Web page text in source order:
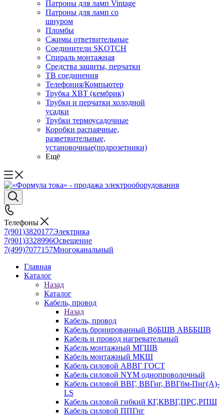
Патроны для ламп Vintage
Патроны для ламп со
шнуром
Пломбы
Сжимы ответвительные
Соединители SKOTCH
Спираль монтажная
Средства защиты, перчатки
ТВ соединения
Телефония/Компьютер
Трубка ХВТ (кембрик)
Трубки и перчатки холодной
усадки
Трубки термоусадочные
Коробки распаячные,
разветвительные,
установочные(подрозетники)
Ещё
Телефоны
7(901)3820177Электрика
7(901)3328996Освещение
7(499)7077157Многоканальный
Главная
Каталог
Назад
Каталог
Кабель, провод
Назад
Кабель, провод
Кабель бронированный ВбБШВ АВББШВ
Кабель и провод нагревательный
Кабель монтажный МГШВ
Кабель монтажный МКШ
Кабель силовой АВВГ ГОСТ
Кабель силовой NYM однопроволочный
Кабель силовой ВВГ, ВВГнг, ВВГбм-Пнг(А)-
LS
Кабель силовой гибкий КГ,КВВГ,ПРС,РПШ
Кабель силовой ППГнг